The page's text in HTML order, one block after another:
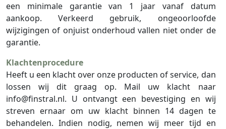
een minimale garantie van 1 jaar vanaf datum
aankoop. Verkeerd gebruik, ongeoorloofde
wijzigingen of onjuist onderhoud vallen niet onder de
garantie.
Klachtenprocedure
Heeft u een klacht over onze producten of service, dan
lossen wij dit graag op. Mail uw klacht naar
info@finstral.nl. U ontvangt een bevestiging en wij
streven ernaar om uw klacht binnen 14 dagen te
behandelen. Indien nodig, nemen wij meer tijd en